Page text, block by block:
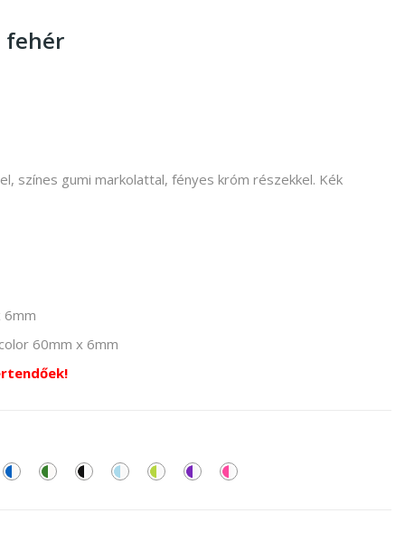
fehér
színes gumi markolattal, fényes króm részekkel. Kék
6mm
60mm x 6mm
kék-
fehér
zöld-
fehér
fekete-
fehér
világoskék-
fehér
lime
zöld-
lila-
fehér
pink-
fehér